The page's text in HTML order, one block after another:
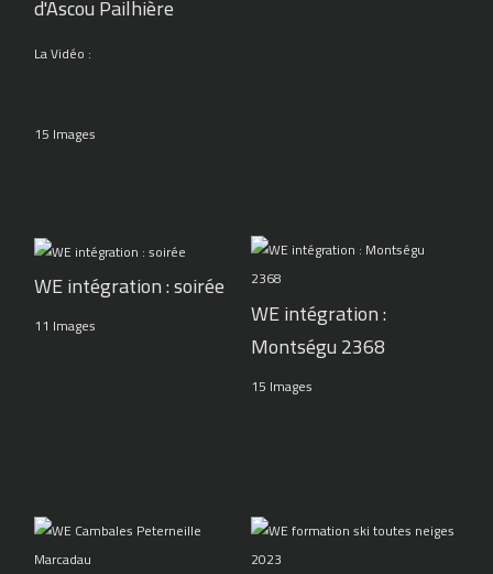
d'Ascou Pailhière
La Vidéo :
15 Images
WE intégration : soirée
11 Images
WE intégration :
Montségu 2368
15 Images